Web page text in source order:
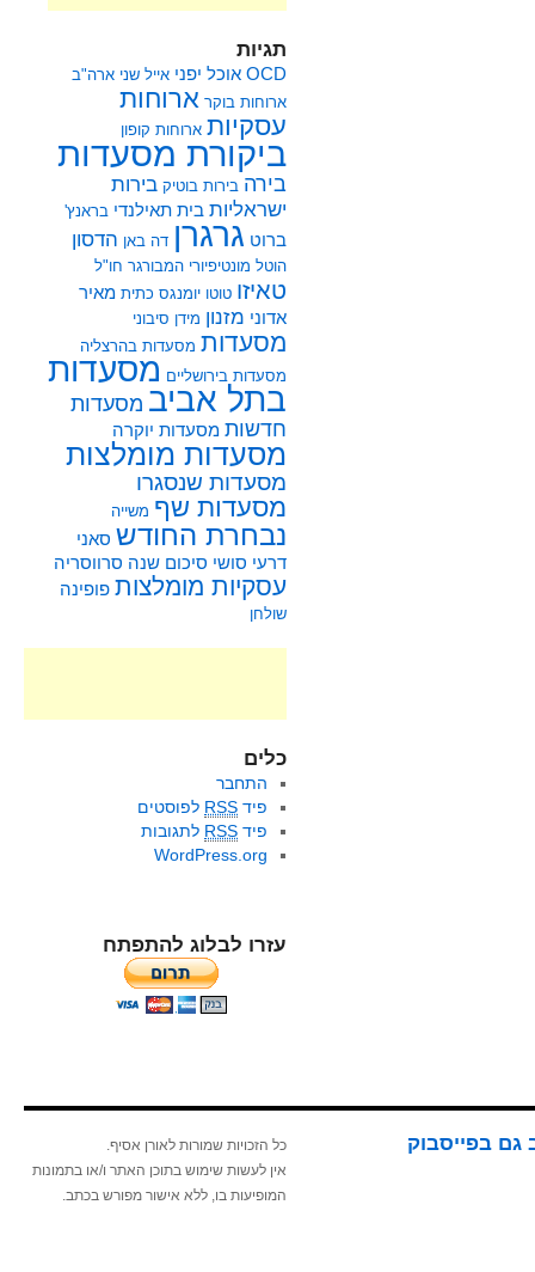
תגיות
OCD אוכל יפני אייל שני ארה"ב
ארוחות בוקר ארוחות
עסקיות ארוחות קופון
ביקורת מסעדות
בירה בירות בוטיק בירות
ישראליות בית תאילנדי בראנץ'
ברוט גרגרן דה באן הדסון
הוטל מונטיפיורי המבורגר חו"ל
טאיזו טוטו יומנגס כתית מאיר
אדוני מזנון מידן סיבוני
מסעדות מסעדות בהרצליה
מסעדות בירושליים מסעדות
בתל אביב מסעדות
חדשות מסעדות יוקרה
מסעדות מומלצות
מסעדות שנסגרו
מסעדות שף משייה
נבחרת החודש סאני
דרעי סושי סיכום שנה סרווסריה
עסקיות מומלצות פופינה
שולחן
כלים
התחבר
פיד RSS לפוסטים
פיד RSS לתגובות
WordPress.org
עזרו לבלוג להתפתח
גם בפייסבוק
כל הזכויות שמורות לאורן אסיף.
אין לעשות שימוש בתוכן האתר ו/או בתמונות
המופיעות בו, ללא אישור מפורש בכתב.